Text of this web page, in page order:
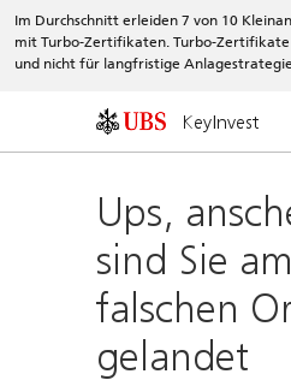
Im Durchschnitt erleiden 7 von 10
mit Turbo-Zertifikaten. Turbo-Zertifikate
und nicht für langfristige
KeyInvest
Ups,
sind Sie am
falschen
gelandet